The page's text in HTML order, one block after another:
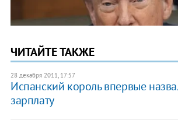
ЧИТАЙТЕ ТАКЖЕ
28 декабря 2011, 17:57
Испанский король впервые
зарплату